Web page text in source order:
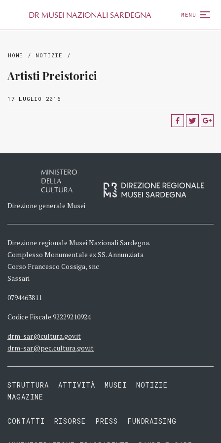
DR MUSEI NAZIONALI SARDEGNA MENU
HOME / NOTIZIE /
Artisti Preistorici
17 LUGLIO 2016
MINISTERO
DELLA
CULTURA
Direzione generale Musei
Direzione regionale Musei Nazionali Sardegna.
Complesso Monumentale ex SS. Annunziata
Corso Francesco Cossiga, snc
Sassari
0794463811
Codice Fiscale 92229210924
drm-sar@cultura.gov.it
drm-sar@pec.cultura.gov.it
STRUTTURA ATTIVITÀ MUSEI
NOTIZIE
MAGAZINE
CONTATTI RISORSE PRESS FUNDRAISING